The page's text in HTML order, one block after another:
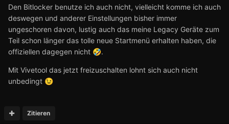
Den Bitlocker benutze ich auch nicht, vielleicht komme ich auch
deswegen und anderer Einstellungen bisher immer
ungeschoren davon, lustig auch das meine Legacy Geräte zum
Teil schon länger das tolle neue Startmenü erhalten haben, die
offiziellen dagegen nicht 🤣.
Mit Vivetool das jetzt freizuschalten lohnt sich auch nicht
unbedingt 😉
Zitieren